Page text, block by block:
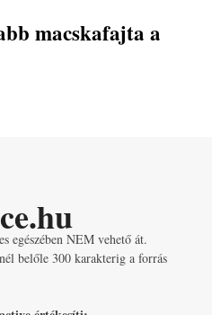
macskafajta a
egészében NEM vehető át.
belőle 300 karakterig a forrás